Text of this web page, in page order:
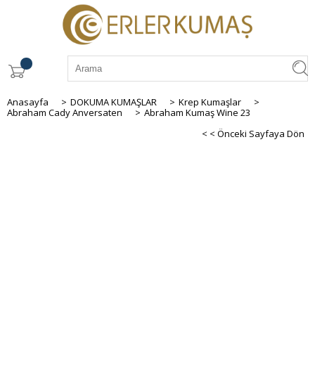
Anasayfa > DOKUMA KUMAŞLAR > Krep Kumaşlar
>
Abraham Cady Anversaten
> Abraham Kumaş Wine 23
< < Önceki Sayfaya Dön